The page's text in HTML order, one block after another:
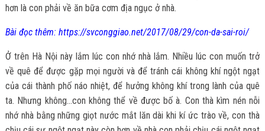
hơn là con phải về ăn bữa cơm địa ngục ở nhà.
Bài đọc thêm: https://svconggiao.net/2017/08/29/con-da-sai-roi/
Ở trên Hà Nội này lắm lúc con nhớ nhà lắm. Nhiều lúc con muốn trở
về quê để được gặp mọi người và để tránh cái không khí ngột ngạt
của cái thành phố náo nhiệt, để hưởng không khí trong lành của quê
ta. Nhưng không…con không thể về được bố à. Con thà kìm nén nỗi
nhớ nhà bằng những giọt nước mắt lăn dài khi kí ức trào về, con thà